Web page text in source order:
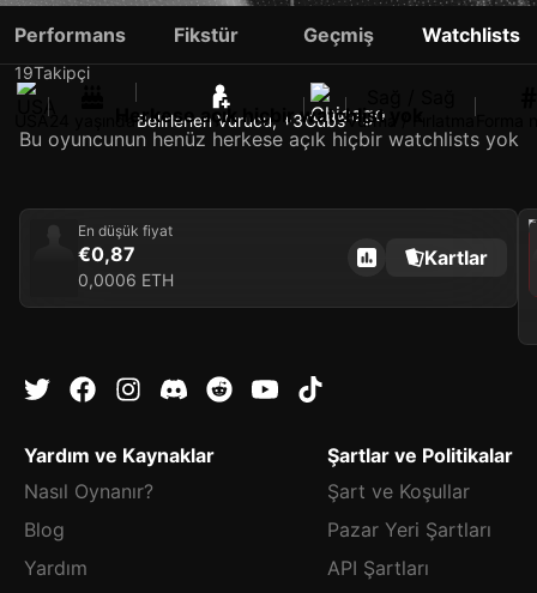
MATT SHAW
19Takipçi
Belirlenen Vurucu, +3CubsVurma / Fırlatma
Performans Fikstür Geçmiş Watchlists
Herkese açık hiçbir watchlist yok
Bu oyuncunun henüz herkese açık hiçbir watchlists yok
En düşük fiyat
€0,87
0,0006 ETH
Kartlar
2026
Yardım ve Kaynaklar
Nasıl Oynanır?
Blog
Yardım
Şartlar ve Politikalar
Şart ve Koşullar
Pazar Yeri Şartları
API Şartları